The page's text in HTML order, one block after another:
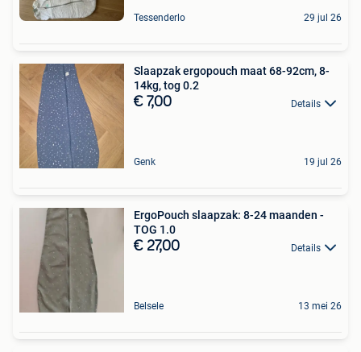
Tessenderlo 29 jul 26
Slaapzak ergopouch maat 68-92cm, 8-
14kg, tog 0.2
€ 7,00 Details
Genk 19 jul 26
ErgoPouch slaapzak: 8-24 maanden -
TOG 1.0
€ 27,00 Details
Belsele 13 mei 26